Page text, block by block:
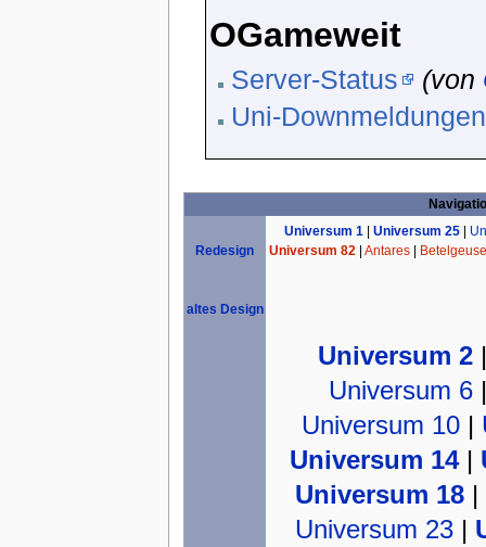
OGameweit
Server-Status (von
Uni-
Redesign
Universum 1 |Universum 25
Universum 82 |Antares
altes Design
Universum 2
Universum 6
Universum 10|
Universum 14|
Universum 18|
Universum 23|